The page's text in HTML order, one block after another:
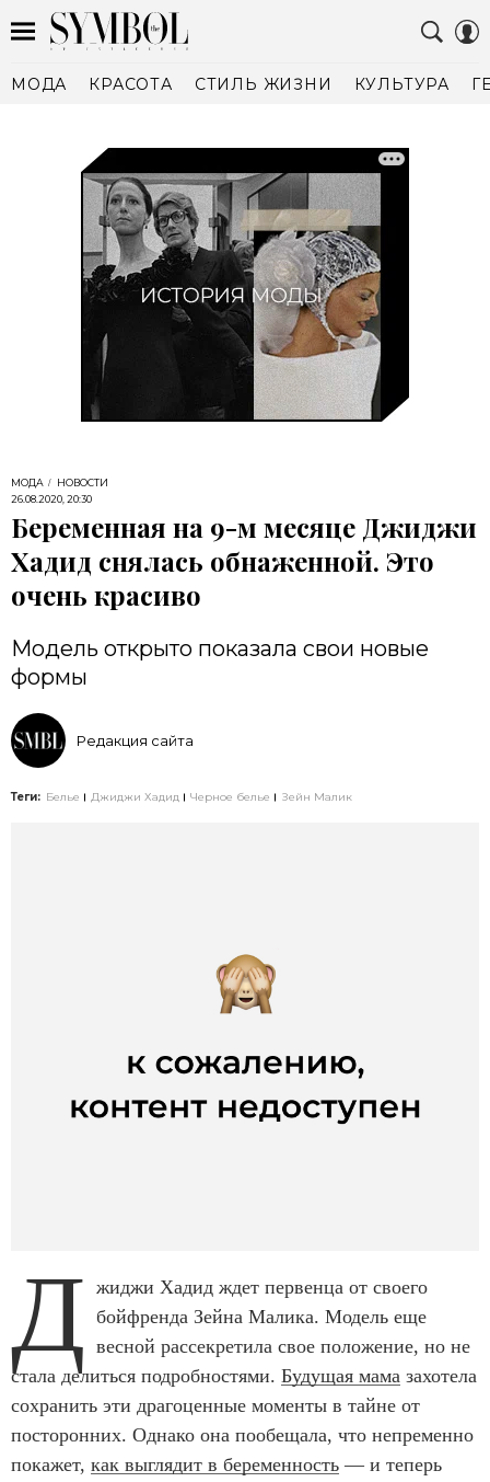
МОДА КРАСОТА СТИЛЬ ЖИЗНИ КУЛЬТУРА
МОДА
НОВОСТИ
26.08.2020, 20:30
Беременная на 9-м месяце Джиджи
Хадид снялась обнаженной. Это
очень красиво
Модель открыто показала свои новые
формы
Редакция сайта
Теги: Белье Джиджи Хадид Черное белье Зейн Малик
Д жиджи Хадид ждет первенца от своего
бойфренда Зейна Малика. Модель еще
весной рассекретила свое положение, но не
стала делиться подробностями. Будущая мама захотела
сохранить эти драгоценные моменты в тайне от
посторонних. Однако она пообещала, что непременно
покажет, как выглядит в беременность — и теперь